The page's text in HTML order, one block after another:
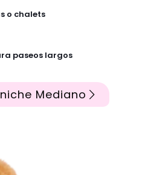
o chalets
paseos largos
Mediano